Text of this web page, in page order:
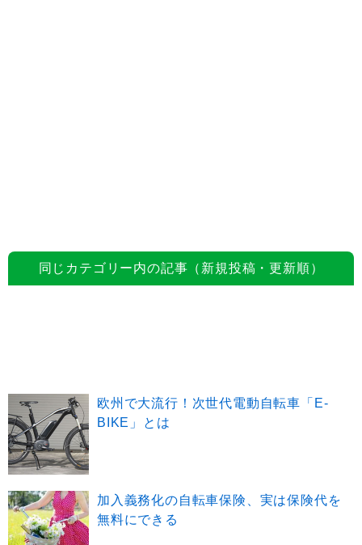
同じカテゴリー内の記事（新規投稿・更新順）
欧州で大流行！次世代電動自転車「E-
BIKE」とは
加入義務化の自転車保険、実は保険代を
無料にできる